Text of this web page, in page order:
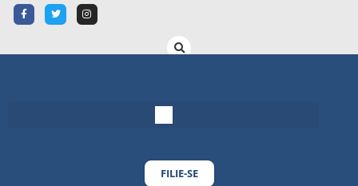
FILIE-SE